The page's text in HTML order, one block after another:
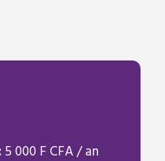
5 000 F CFA / an